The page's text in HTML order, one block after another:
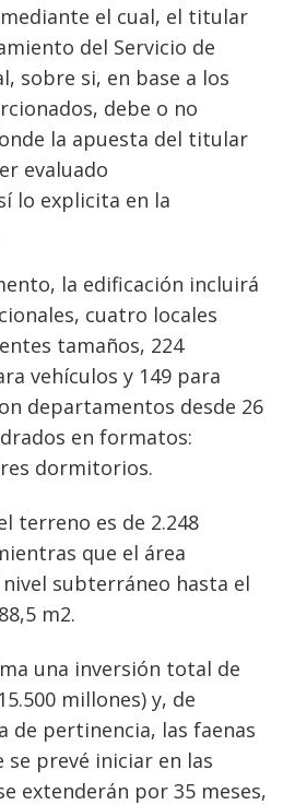
el cual, el titular
del Servicio de
sobre si, en base a los
debe o no
la apuesta del titular
evaluado
lo explicita en la
la edificación incluirá
cuatro locales
tamaños, 224
vehículos y 149 para
departamentos desde 26
en formatos:
dormitorios.
terreno es de 2.248
que el área
subterráneo hasta el
m2.
una inversión total de
millones) y, de
de pertinencia, las faenas
prevé iniciar en las
extenderán por 35 meses,